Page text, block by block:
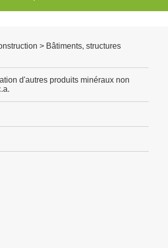
> Bâtiments, structures
d'autres produits minéraux non